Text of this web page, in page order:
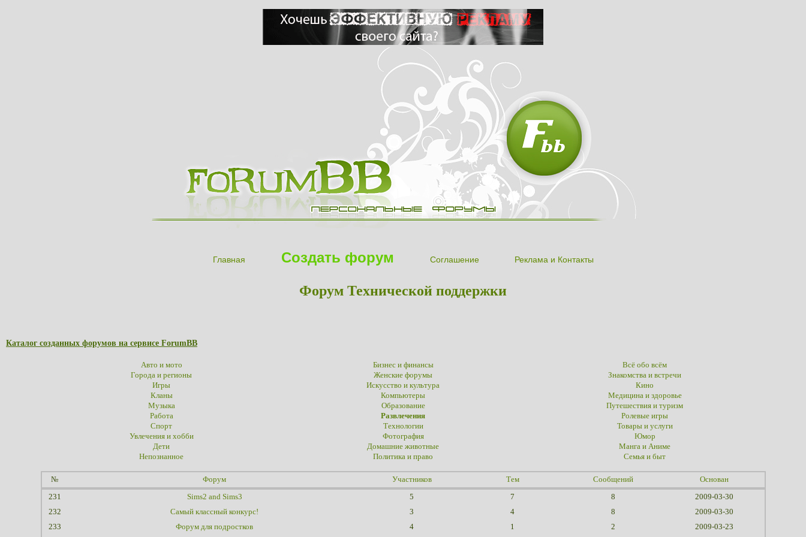
Главная Создать форум Соглашение Реклама и Контакты
Форум Технической поддержки
Каталог созданных форумов на сервисе ForumBB
Авто и мото Бизнес и финансы
Всё обо всём
Города и регионы
Женские форумы
Знакомства и встречи
Игры
Искусство и культура
Кино
Кланы
Компьютеры
Медицина и здоровье
Музыка
Образование
Путешествия и туризм
Работа
Развлечения
Ролевые игры
Спорт
Технологии
Товары и услуги
Увлечения и хобби
Фотография
Юмор
Дети
Домашние животные
Манга и Аниме
Непознанное
Политика и право Семья и быт
№ Форум Участников Тем Сообщений Основан
231 Sims2 and Sims3 5 7 8
2009-03-30
232
Самый классный конкурс! 3 4 8
2009-03-30
233
Форум для подростков 4 1 2 2009-03-23